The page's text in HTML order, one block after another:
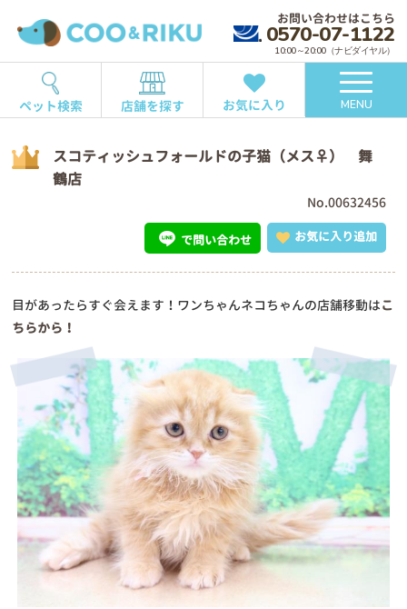
お問い合わせはこちら
0570-07-1122
10:00～20:00（ナビダイヤル）
ペット検索 店舗を探す お気に入り MENU
スコティッシュフォールドの子猫（メス♀） 舞
鶴店
No.00632456
お気に入り追加
で問い合わせ
目があったらすぐ会えます！ワンちゃんネコちゃんの店舗移動はこ
ちらから！